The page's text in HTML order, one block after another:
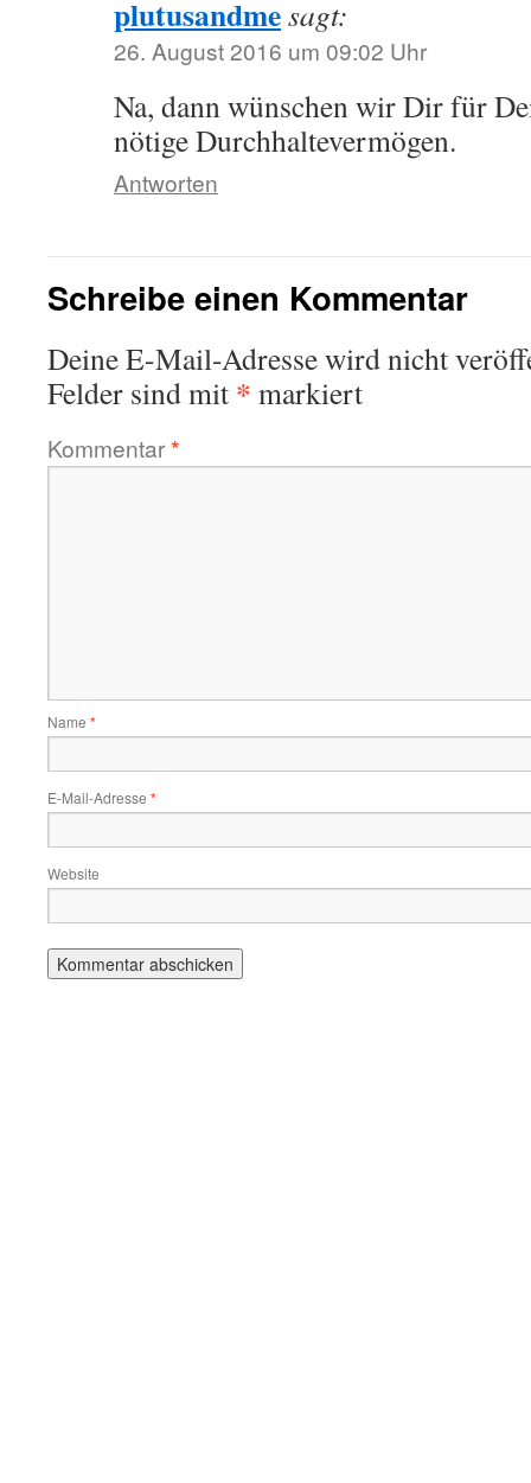
plutusandmesagt:
26. August 2016 um 09:02 Uhr
Na, dann wünschen wir Dir für
nötige Durchhaltevermögen.
Antworten
Schreibe einen Kommentar
Deine E-Mail-Adresse wird nicht
Felder sind mit * markiert
Kommentar*
Name *
E-Mail-Adresse *
Website